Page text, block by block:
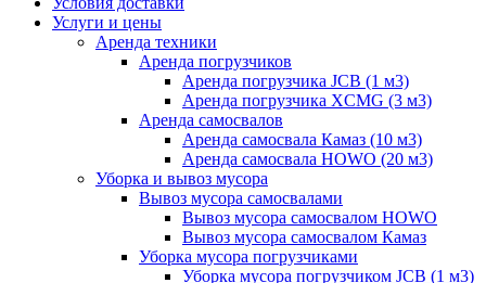
Услуги и цены
Аренда техники
Аренда погрузчиков
Аренда погрузчика JCB (1 м3)
Аренда погрузчика XCMG (3 м3)
Аренда самосвалов
Аренда самосвала Камаз (10 м3)
Аренда самосвала HOWO (20 м3)
Уборка и вывоз мусора
Вывоз мусора самосвалами
Вывоз мусора самосвалом HOWO
Вывоз мусора самосвалом Камаз
Уборка мусора погрузчиками
Уборка мусора погрузчиком JCB (1 м3)